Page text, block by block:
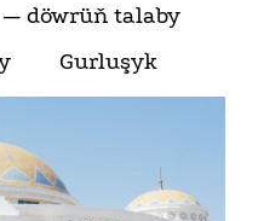
döwrüň talaby
Gurluşyk